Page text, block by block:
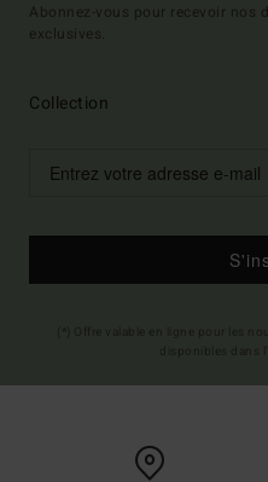
Abonnez-vous pour recevoir nos
exclusives.
Collection